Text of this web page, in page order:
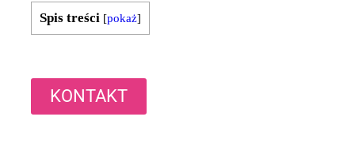
Spis treści [pokaż]
KONTAKT